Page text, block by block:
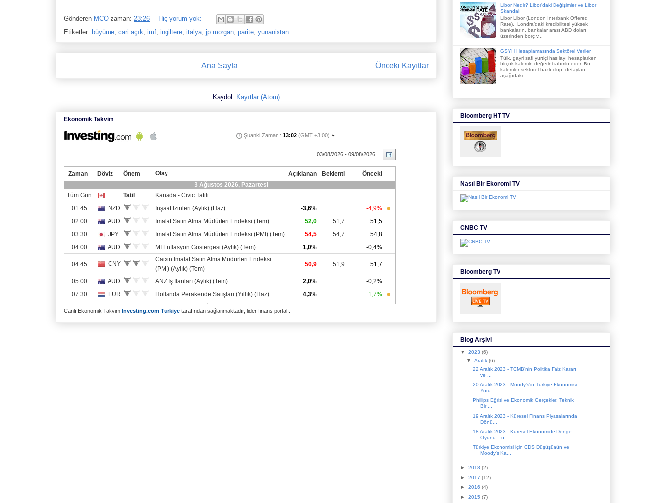
Gönderen MCO zaman: 23:26
Hiç yorum yok:
Etiketler: büyüme cari açık imf ingiltere italya jp morgan parite yunanistan
Önceki Kayıtlar
Ana Sayfa
Kaydol: Kayıtlar (Atom)
Ekonomik Takvim
Canlı Ekonomik Takvim Investing.com Türkiye tarafından sağlanmaktadır, lider finans portalı.
Libor Nedir? Libor'daki Değişimler ve Libor
Skandalı
Libor Libor (London Interbank Offered
Rate), Londra’daki kredibilitesi yüksek
bankaların, bankalar arası ABD doları
üzerinden borç v...
GSYH Hesaplamasında Sektörel Veriler
Tüik, gayri safi yurtiçi hasılayı hesaplarken
birçok kalemin değerini tahmin eder. Bu
kalemler sektörel bazlı olup, detayları
aşağıdaki ...
Bloomberg HT TV
Nasıl Bir Ekonomi TV
CNBC TV
Bloomberg TV
Blog Arşivi
▼ 2023 (6)
▼ Aralık (6)
22 Aralık 2023 - TCMB'nin Politika Faiz Kararı
ve ...
20 Aralık 2023 - Moody's'in Türkiye Ekonomisi
Yoru...
Phillips Eğrisi ve Ekonomik Gerçekler: Teknik
Bir ...
19 Aralık 2023 - Küresel Finans Piyasalarında
Dönü...
18 Aralık 2023 - Küresel Ekonomide Denge
Oyunu: Tü...
Türkiye Ekonomisi için CDS Düşüşünün ve
Moody's Ka...
► 2018 (2)
► 2017 (12)
► 2016 (4)
► 2015 (7)